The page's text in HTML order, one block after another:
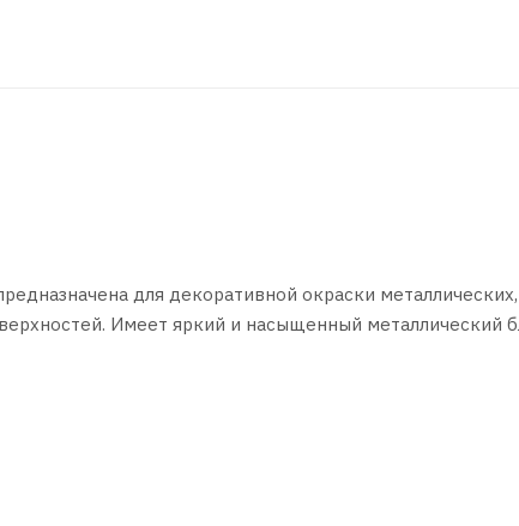
для декоративной окраски металлических,
Имеет яркий и насыщенный металлический